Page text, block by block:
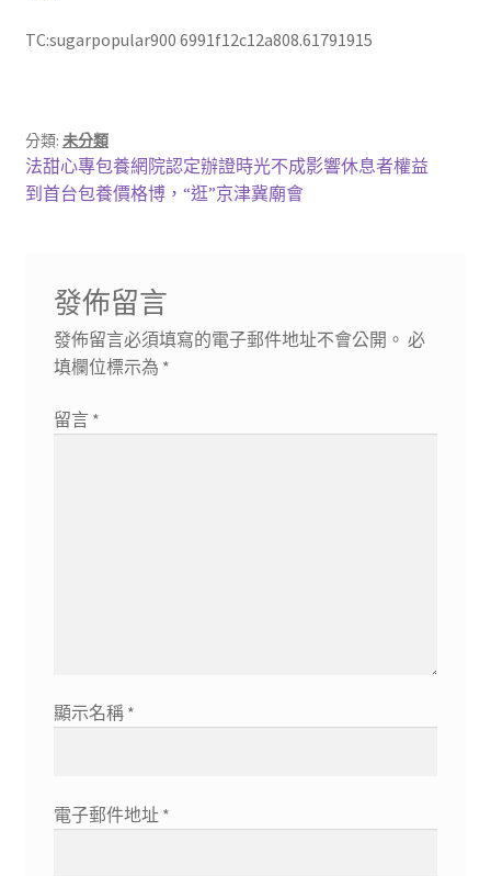
TC:sugarpopular900 6991f12c12a808.61791915
分類: 未分類
文
章
覽
上
一
法甜心專包養網院認定辦證時光不成影響休息者權益
下
到首台包養價格博，“逛”京津冀廟會
發佈留言
發佈留言必須填寫的電子郵件地址不會公開。 必
填欄位標示為 *
留言 *
顯示名稱 *
電子郵件地址 *